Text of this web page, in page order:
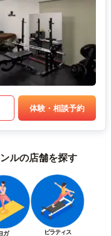
体験・相談予約
ルの店舗を探す
ガ ピラティス